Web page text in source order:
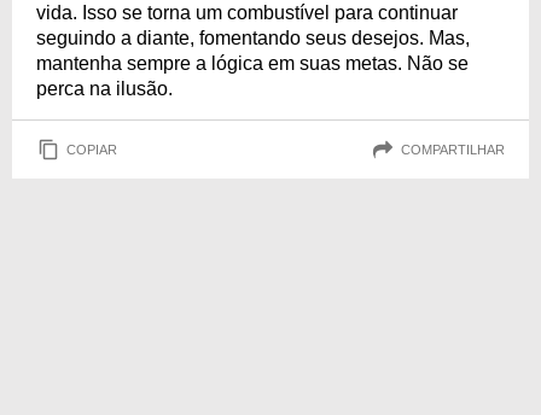
vida. Isso se torna um combustível para continuar
seguindo a diante, fomentando seus desejos. Mas,
mantenha sempre a lógica em suas metas. Não se
perca na ilusão.
COPIAR COMPARTILHAR